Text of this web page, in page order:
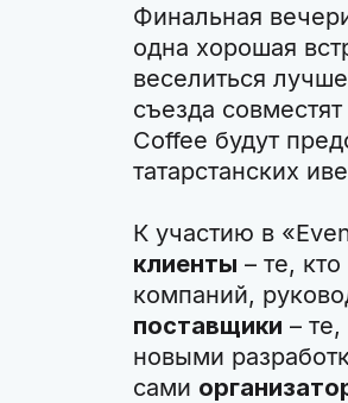
Финальная
одна хорошая
веселиться
съезда
Coffee будут
татарстанских
К участию в
клиенты – те,
компаний,
поставщики –
новыми
сами